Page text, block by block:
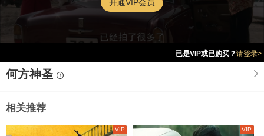
开通VIP会员
已是VIP或已购买？请登录>
何方神圣
相关推荐